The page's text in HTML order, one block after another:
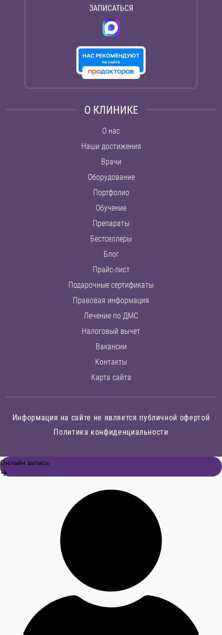
ЗАПИСАТЬСЯ
О КЛИНИКЕ
О нас
Наши достижения
Врачи
Оборудование
Портфолио
Обучение
Препараты
Бестселлеры
Блог
Прайс-лист
Подарочные сертификаты
Правовая информация
Лечение по ДМС
Налоговый вычет
Вакансии
Контакты
Карта сайта
Информация на сайте не является публичной офертой
Политика конфиденциальности